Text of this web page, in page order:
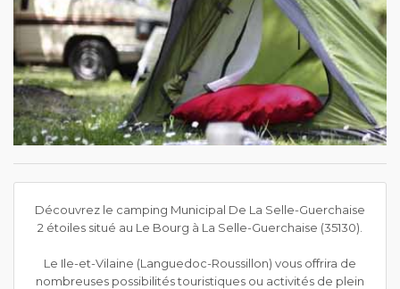
Découvrez le camping Municipal De La Selle-Guerchaise
2 étoiles situé au Le Bourg à La Selle-Guerchaise (35130).
Le Ile-et-Vilaine (Languedoc-Roussillon) vous offrira de
nombreuses possibilités touristiques ou activités de plein